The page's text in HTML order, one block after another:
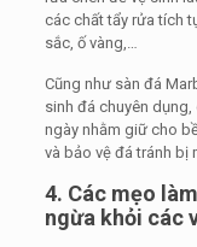
các chất tẩy rửa tích
sắc, ố vàng,…
Cũng như sàn đá
sinh đá chuyên
ngày nhằm giữ cho
và bảo vệ đá tránh bị
4. Các mẹo
ngừa khỏi các